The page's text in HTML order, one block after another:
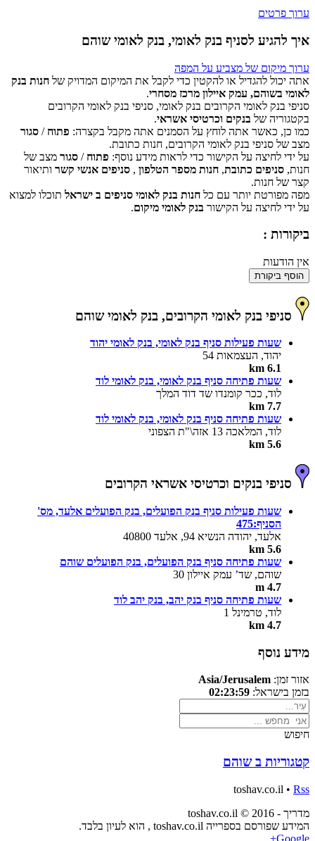
ערוך פרטים
איך להגיע לסניף בנק לאומי, בנק לאומי שוהם
‏דף זה לא יכול לטעון את מפות Google כראוי.
האם האתר הזה בבעלותך? אישור
ערוך מיקום של מצביע על המפה
אתה יכול להגדיל או להקטין כדי לקבל את המיקום המדויק של חנות בנק
לאומי בשוהם, עמק איילון מרכז מסחרי.
סניפי בנק לאומי הקרובים בנק לאומי, סניפי בנק לאומי הקרובים
בקטגוריה של בנקים וכרטיסי אשראי.
כמו כן, כאשר אתה לוחץ על הסמנים אתה מקבל בקצרה: פתוח / סגור
מצב של סניפי בנק לאומי הקרובים, חנות כתובת.
על ידי לחיצה על הקישור כדי לראות מידע נוסף: פתוח / סגור מצב של
חנות, סניפים כתובת, חנות מספר הטלפון , סניפים אנשי קשר ותיאור
קצר של חנות.
מפה מפורטת יותר עם כל חנות בנק לאומי סניפים ב ישראל תוכלו למצוא
על ידי לחיצה על הקישור בנק לאומי מיקום.
ביקורות :
אין הודעות
הוסף ביקורת
סניפי בנק לאומי הקרובים, בנק לאומי שוהם
שעות פעילות סניף בנק לאומי, בנק לאומי יהוד
יהוד, העצמאות 54
6.1 km
שעות פתיחה סניף בנק לאומי, בנק לאומי לוד
לוד, ככר קומנדו שד דוד המלך
7.7 km
שעות פתיחה סניף בנק לאומי, בנק לאומי לוד
לוד, המלאכה 13 אזה\"ת הצפוני
5.6 km
סניפי בנקים וכרטיסי אשראי הקרובים
שעות פעילות סניף בנק הפועלים, בנק הפועלים אלעד, מס'
הסניף:475
אלעד, יהודה הנשיא 94, אלעד 40800
5.6 km
שעות פתיחה סניף בנק הפועלים, בנק הפועלים שוהם
שוהם, שד’ עמק איילון 30
4.7 m
שעות פתיחה סניף בנק יהב, בנק יהב לוד
לוד, טרמינל 1
4.7 km
מידע נוסף
אזור זמן: Asia/Jerusalem
בזמן בישראל: 02:23:59
חיפוש
קטגוריות ב שוהם
toshav.co.il • Rss
מדריך - toshav.co.il © 2016
המידע שפורסם בספרייה toshav.co.il , הוא לעיון בלבד.
Google+